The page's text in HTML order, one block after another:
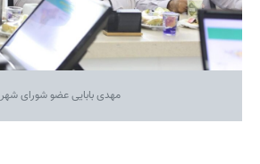
مهدی بابایی عضو شورای شهر